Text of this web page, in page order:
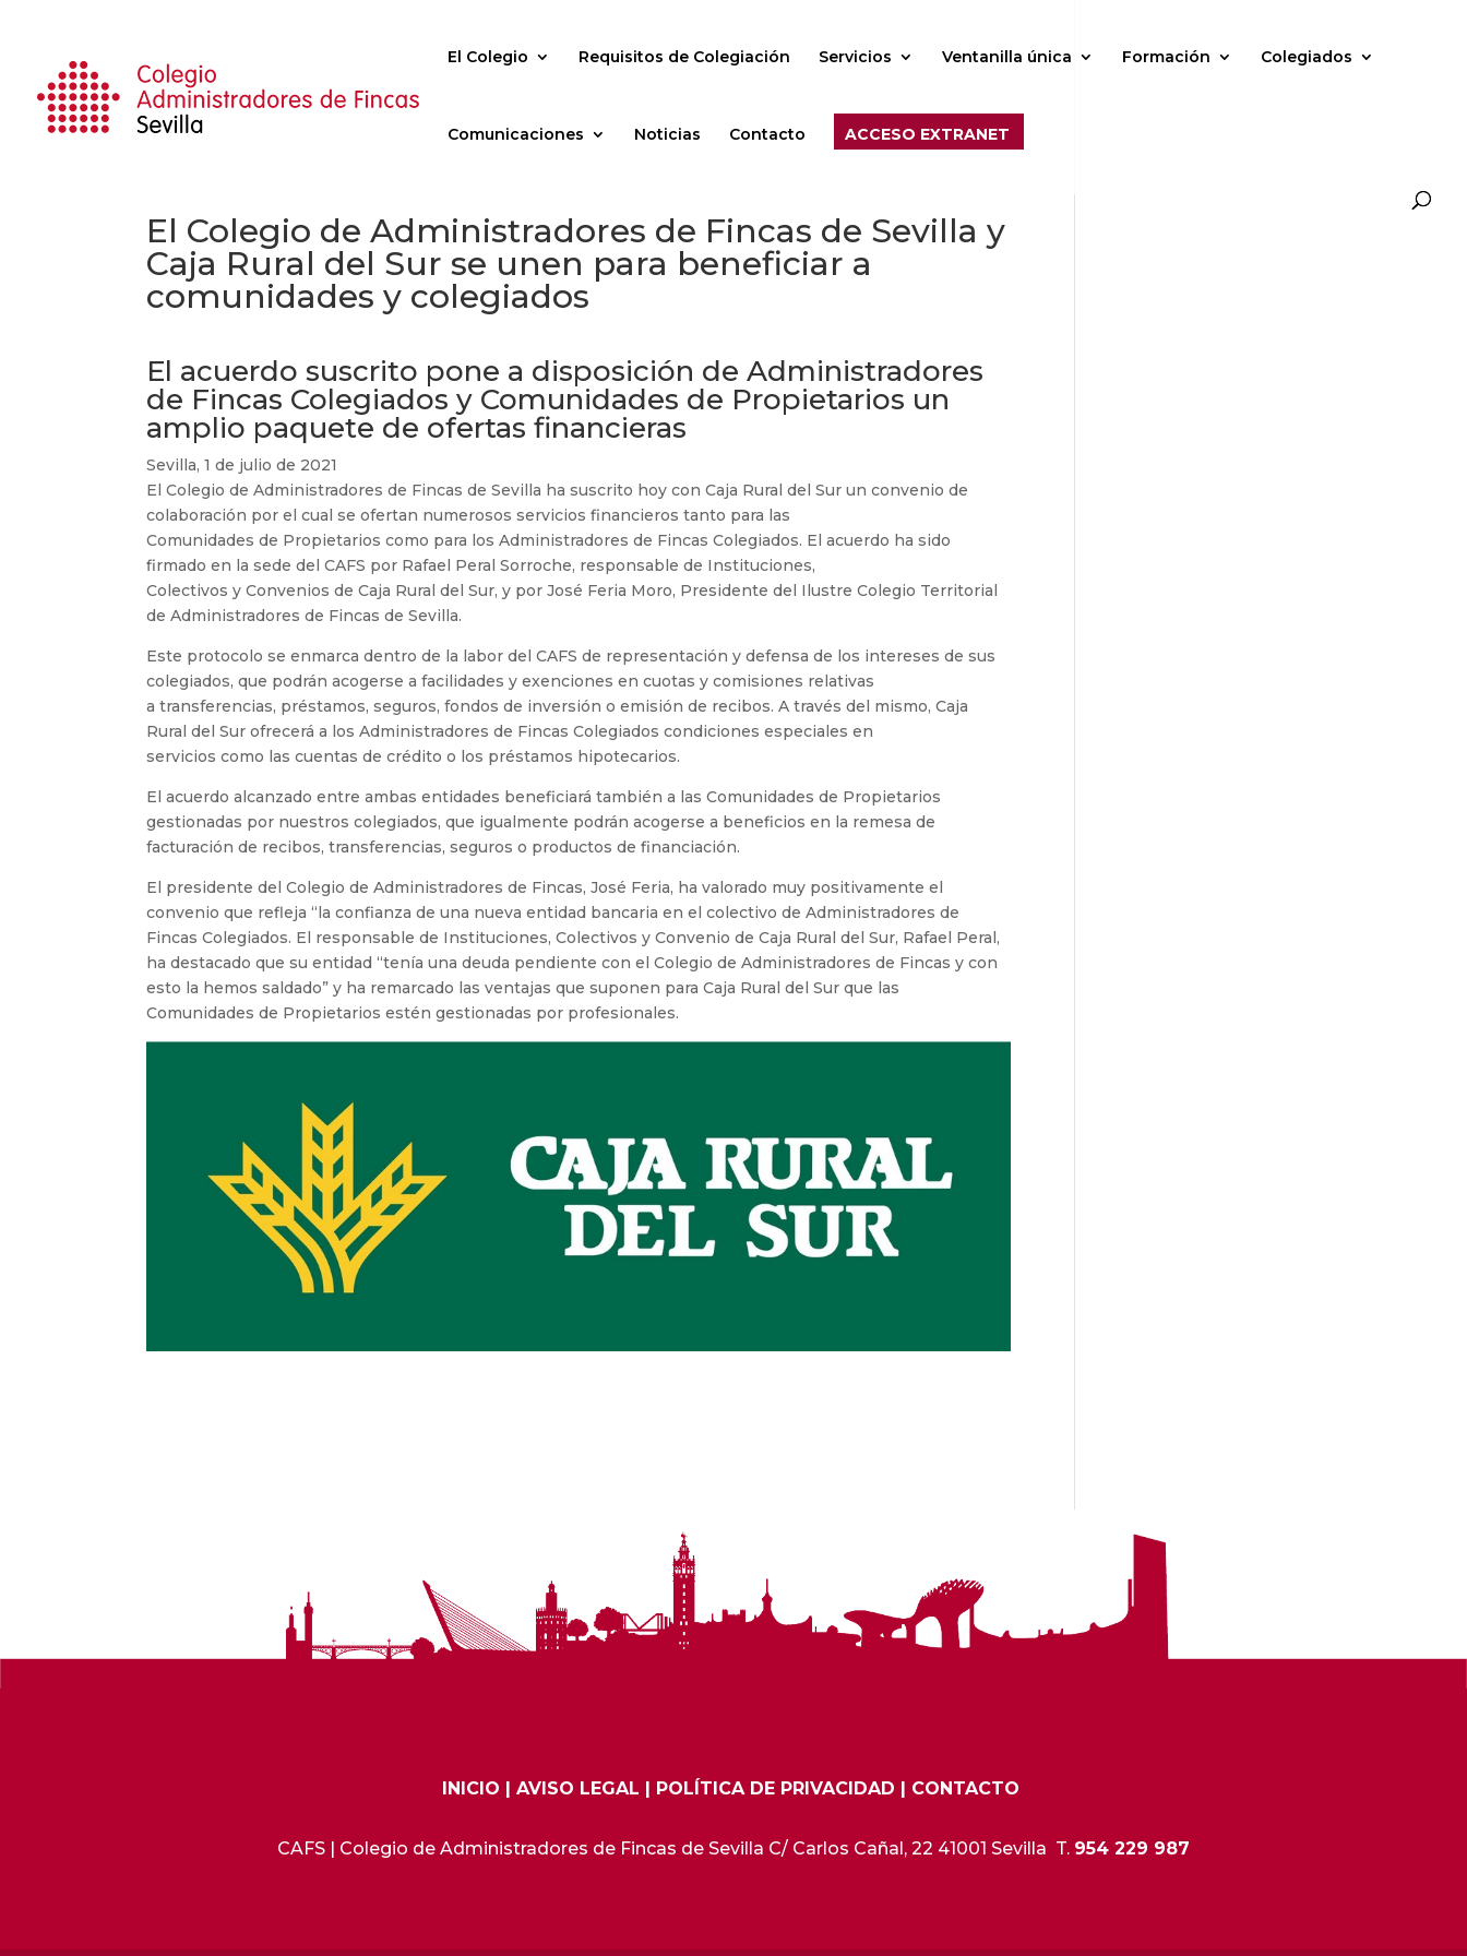
El Colegio Requisitos de Colegiación Servicios Ventanilla única Formación Colegiados
Comunicaciones Noticias Contacto ACCESO EXTRANET
El Colegio de Administradores de Fincas de Sevilla y
Caja Rural del Sur se unen para beneficiar a
comunidades y colegiados
El acuerdo suscrito pone a disposición de Administradores
de Fincas Colegiados y Comunidades de Propietarios un
amplio paquete de ofertas financieras
Sevilla, 1 de julio de 2021
El Colegio de Administradores de Fincas de Sevilla ha suscrito hoy con Caja Rural del Sur un convenio de
colaboración por el cual se ofertan numerosos servicios financieros tanto para las
Comunidades de Propietarios como para los Administradores de Fincas Colegiados. El acuerdo ha sido
firmado en la sede del CAFS por Rafael Peral Sorroche, responsable de Instituciones,
Colectivos y Convenios de Caja Rural del Sur, y por José Feria Moro, Presidente del Ilustre Colegio Territorial
de Administradores de Fincas de Sevilla.
Este protocolo se enmarca dentro de la labor del CAFS de representación y defensa de los intereses de sus
colegiados, que podrán acogerse a facilidades y exenciones en cuotas y comisiones relativas
a transferencias, préstamos, seguros, fondos de inversión o emisión de recibos. A través del mismo, Caja
Rural del Sur ofrecerá a los Administradores de Fincas Colegiados condiciones especiales en
servicios como las cuentas de crédito o los préstamos hipotecarios.
El acuerdo alcanzado entre ambas entidades beneficiará también a las Comunidades de Propietarios
gestionadas por nuestros colegiados, que igualmente podrán acogerse a beneficios en la remesa de
facturación de recibos, transferencias, seguros o productos de financiación.
El presidente del Colegio de Administradores de Fincas, José Feria, ha valorado muy positivamente el
convenio que refleja “la confianza de una nueva entidad bancaria en el colectivo de Administradores de
Fincas Colegiados. El responsable de Instituciones, Colectivos y Convenio de Caja Rural del Sur, Rafael Peral,
ha destacado que su entidad “tenía una deuda pendiente con el Colegio de Administradores de Fincas y con
esto la hemos saldado” y ha remarcado las ventajas que suponen para Caja Rural del Sur que las
Comunidades de Propietarios estén gestionadas por profesionales.
INICIO AVISO LEGAL POLÍTICA DE PRIVACIDAD CONTACTO
CAFS | Colegio de Administradores de Fincas de Sevilla C/ Carlos Cañal, 22 41001 Sevilla T. 954 229 987